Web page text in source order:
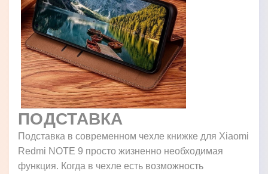
ПОДСТАВКА
Подставка в современном чехле книжке для Xiaomi
Redmi NOTE 9 просто жизненно необходимая
функция. Когда в чехле есть возможность